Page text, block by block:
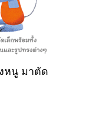
หนู มาตัด